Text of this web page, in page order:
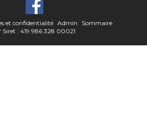
et confidentialité Admin
Sommaire
Siret : 419 986 328 00021